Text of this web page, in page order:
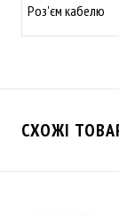
Роз'єм кабелю
СХОЖІ